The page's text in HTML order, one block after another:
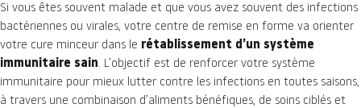
Si vous êtes souvent malade et que vous avez souvent des infections
bactériennes ou virales, votre centre de remise en forme va orienter
votre cure minceur dans le rétablissement d’un système
immunitaire sain. L’objectif est de renforcer votre système
immunitaire pour mieux lutter contre les infections en toutes saisons,
à travers une combinaison d’aliments bénéfiques, de soins ciblés et